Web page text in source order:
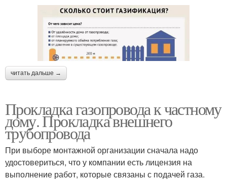
читать дальше →
Прокладка газопровода к частному
дому. Прокладка внешнего
трубопровода
При выборе монтажной организации сначала надо
удостовериться, что у компании есть лицензия на
выполнение работ, которые связаны с подачей газа.